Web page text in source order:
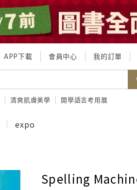
APP下載 會員中心 我的訂單
清爽肌膚美學 開學語言考用展
expo
Spelling